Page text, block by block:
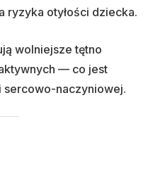
ryzyka otyłości dziecka.
wolniejsze tętno
— co jest
sercowo-naczyniowej.